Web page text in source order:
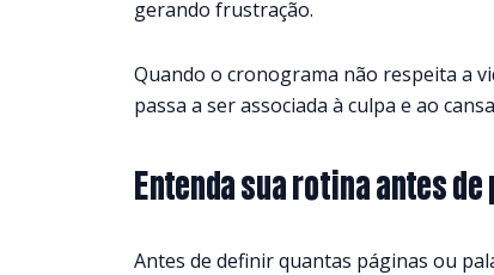
gerando frustração.
Quando o cronograma não respeita a
passa a ser associada à culpa e ao
Entenda sua rotina antes
Antes de definir quantas páginas ou